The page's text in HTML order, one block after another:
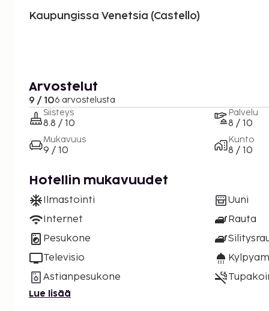
Kaupungissa Venetsia (Castello)
Arvostelut
9 / 106 arvostelusta
Siisteys
8.8 / 10
Mukavuus
9 / 10
Palvelu
8 / 10
Kunto
8 / 10
Hotellin mukavuudet
Ilmastointi
Internet
Pesukone
Televisio
Astianpesukone
Uuni
Rauta
Lue lisää